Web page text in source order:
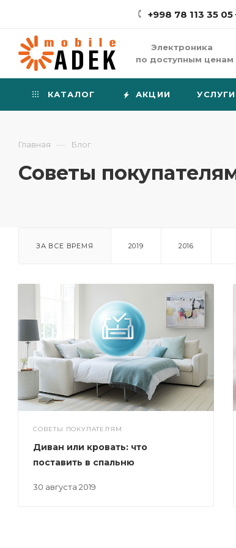
+998 78 113 35 05
Электроника
по доступным ценам
КАТАЛОГ АКЦИИ УСЛУГИ
Главная — Блог
Советы
ЗА ВСЕ ВРЕМЯ 2019 2016
СОВЕТЫ ПОКУПАТЕЛЯМ
30 августа 2019
Диван или кровать: что
поставить в спальню